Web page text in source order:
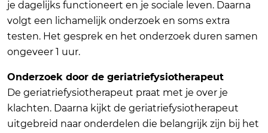
je dagelijks functioneert en je sociale leven. Daarna
volgt een lichamelijk onderzoek en soms extra
testen. Het gesprek en het onderzoek duren samen
ongeveer 1 uur.
Onderzoek door de geriatriefysiotherapeut
De geriatriefysiotherapeut praat met je over je
klachten. Daarna kijkt de geriatriefysiotherapeut
uitgebreid naar onderdelen die belangrijk zijn bij het